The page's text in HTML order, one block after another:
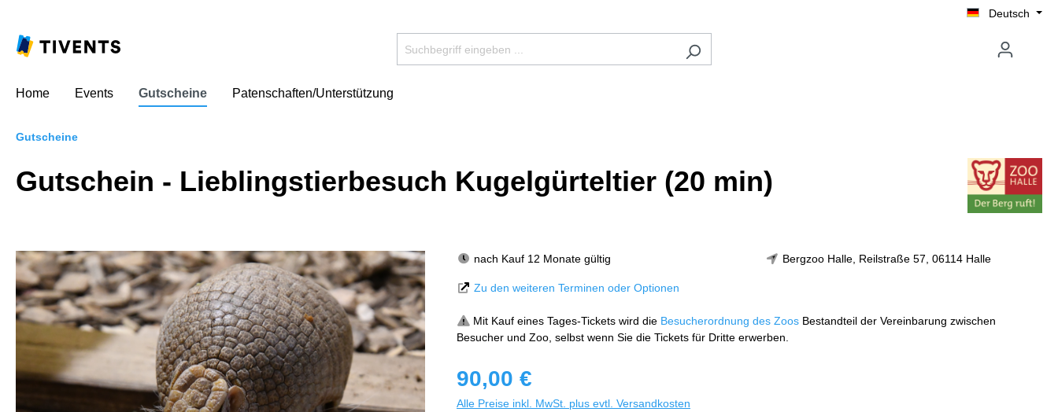
Deutsch
Home Events Gutscheine Patenschaften/Unterstützung
Gutscheine
Gutschein - Lieblingstierbesuch Kugelgürteltier (20 min)
nach Kauf 12 Monate gültig Bergzoo Halle, Reilstraße 57, 06114 Halle
Zu den weiteren Terminen oder Optionen
Mit Kauf eines Tages-Tickets wird die Besucherordnung des ZoosBestandteil der Vereinbarung zwischen
Besucher und Zoo, selbst wenn Sie die Tickets für Dritte erwerben.
90,00 €
Alle Preise inkl. MwSt. plus evtl. Versandkosten